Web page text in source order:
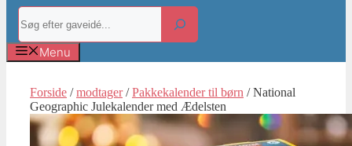
Søg
Menu
Forside /modtager/Pakkekalender til børn / National
Geographic Julekalender med Ædelsten